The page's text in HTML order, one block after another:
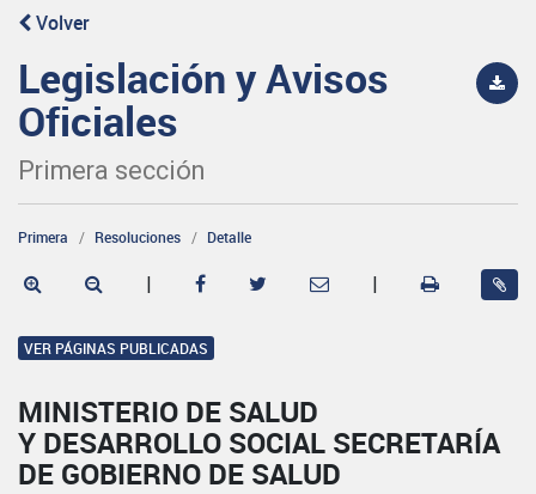
Volver
Legislación y Avisos
Oficiales
Primera sección
Primera Resoluciones Detalle
| |
VER PÁGINAS PUBLICADAS
MINISTERIO DE SALUD
Y DESARROLLO SOCIAL SECRETARÍA
DE GOBIERNO DE SALUD